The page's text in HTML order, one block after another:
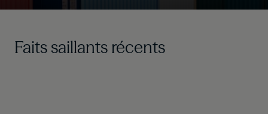
Faits saillants récents